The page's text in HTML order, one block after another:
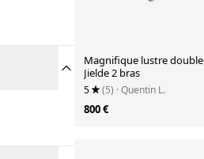
Magnifique lustre double
Jielde 2 bras
5 (5) · Quentin L.
800 €